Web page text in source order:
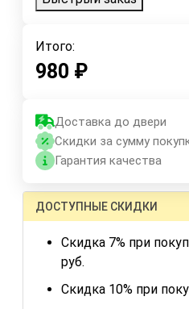
Итого:
980 ₽
Доставка до двери
Скидки за сумму
Гарантия качества
ДОСТУПНЫЕ СКИДКИ
Скидка 7% при
руб.
Скидка 10% при